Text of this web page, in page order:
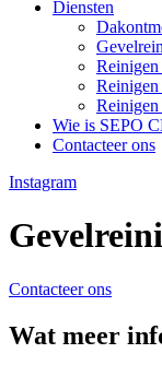
Diensten
Reinigen
Reinigen
Wie is SEPO
Contacteer ons
Instagram
Contacteer ons
Wat meer